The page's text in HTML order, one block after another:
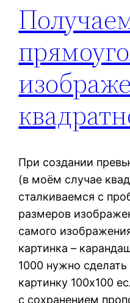
При создании
(в моём случае
сталкиваемся с
размеров
самого
картинка –
1000 нужно
картинку 100х100
с сохранением